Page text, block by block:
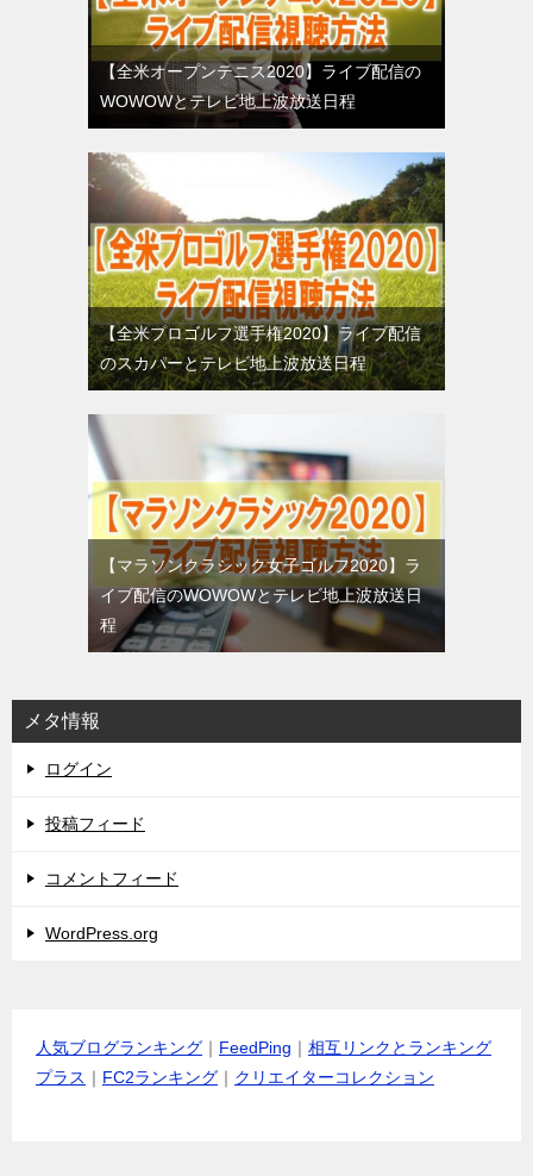
【全米オープンテニス2020】ライブ配信の
WOWOWとテレビ地上波放送日程
【全米プロゴルフ選手権2020】ライブ配信
のスカパーとテレビ地上波放送日程
【マラソンクラシック女子ゴルフ2020】ラ
イブ配信のWOWOWとテレビ地上波放送日
程
メタ情報
ログイン
投稿フィード
コメントフィード
WordPress.org
人気ブログランキング ｜ FeedPing ｜ 相互リンクとランキング
プラス ｜ FC2ランキング ｜ クリエイターコレクション